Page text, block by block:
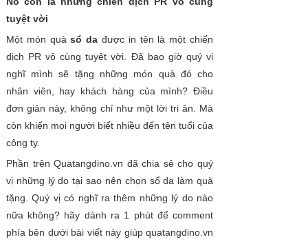
tuyệt vời
Một món quàsổ da được in tên là một chiến
dịch PR vô cùng tuyệt vời. Đã bao giờ quý vị
nghĩ mình sẽ tặng những món quà đó cho
nhân viên, hay khách hàng của mình? Điều
đơn giản này, không chỉ như một lời tri ân. Mà
còn khiến mọi người biết nhiều đến tên tuổi của
công ty.
Phần trên Quatangdino.vn đã chia sẻ cho quý
vị những lý do tại sao nên chọn sổ da làm quà
tặng. Quý vị có nghĩ ra thêm những lý do nào
nữa không? hãy dành ra 1 phút để comment
phía bên dưới bài viết này giúp quatangdino.vn